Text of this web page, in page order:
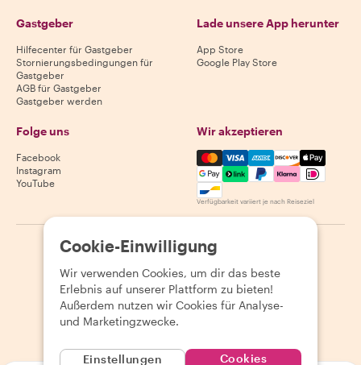
Gastgeber
Hilfecenter für Gastgeber
Stornierungsbedingungen für
Gastgeber
AGB für Gastgeber
Gastgeber werden
Lade unsere App herunter
App Store
Google Play Store
Folge uns
Facebook
Instagram
YouTube
Wir akzeptieren
Mastercard, Visa, Amex,
Verfügbarkeit variiert je nach Reiseziel
2026 Withlocals.com | Datenschutzerklärung
Seitenübersicht
Cookie-Einwilligung
Wir verwenden Cookies, um dir das beste
Erlebnis auf unserer Plattform zu bieten!
Außerdem nutzen wir Cookies für Analyse-
und Marketingzwecke.
Einstellungen
Cookies